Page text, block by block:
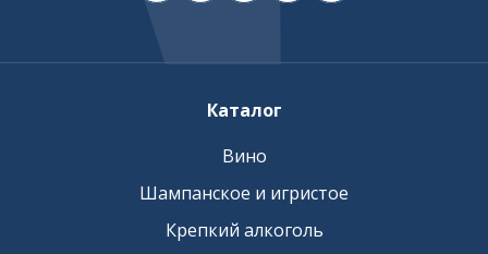
Каталог
Вино
Шампанское и игристое
Крепкий алкоголь